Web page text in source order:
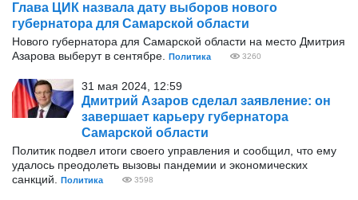
Глава ЦИК назвала дату выборов нового
губернатора для Самарской области
Нового губернатора для Самарской области на место Дмитрия
Азарова выберут в сентябре.
Политика 3260
31 мая 2024, 12:59
Дмитрий Азаров сделал заявление: он
завершает карьеру губернатора
Самарской области
Политик подвел итоги своего управления и сообщил, что ему
удалось преодолеть вызовы пандемии и экономических
санкций.
Политика 3598